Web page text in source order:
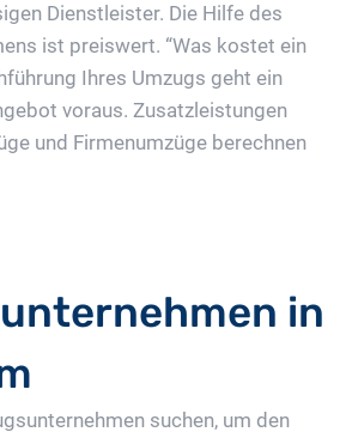
Dienstleister. Die Hilfe des
ist preiswert. “Was kostet ein
Ihres Umzugs geht ein
voraus. Zusatzleistungen
und Firmenumzüge berechnen
in
suchen, um den